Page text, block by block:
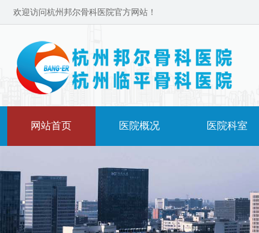
欢迎访问杭州邦尔骨科医院官方网站！
网站首页 医院概况 医院科室